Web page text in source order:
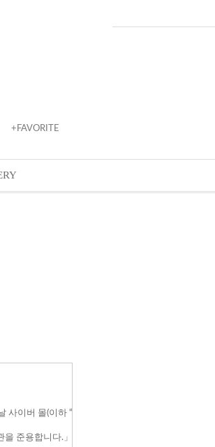
+FAVORITE